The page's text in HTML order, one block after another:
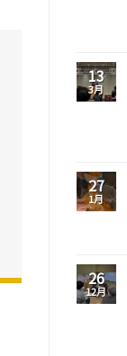
13
3月
27
1月
26
12月